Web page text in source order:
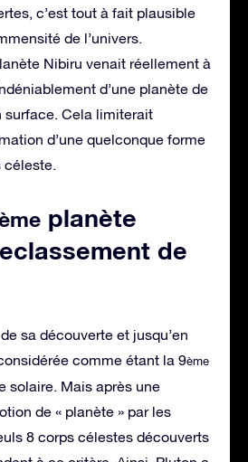
c’est tout à fait plausible
de l’univers.
Nibiru venait réellement à
d’une planète de
surface. Cela limiterait
d’une quelconque forme
céleste.
planète
de
sa découverte et jusqu’en
comme étant la 9ème
solaire. Mais après une
de « planète » par les
8 corps célestes découverts